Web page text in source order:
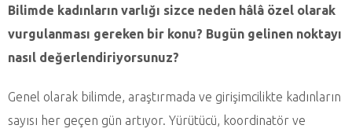
Bilimde kadınların varlığı sizce neden hâlâ özel olarak
vurgulanması gereken bir konu? Bugün gelinen noktayı
nasıl değerlendiriyorsunuz?
Genel olarak bilimde, araştırmada ve girişimcilikte kadınların
sayısı her geçen gün artıyor. Yürütücü, koordinatör ve